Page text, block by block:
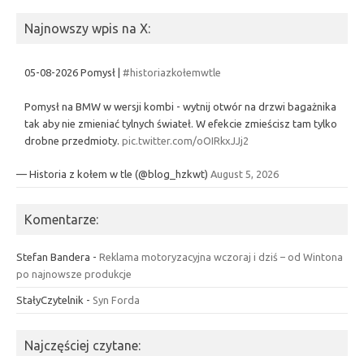
Najnowszy wpis na X:
05-08-2026 Pomysł | #historiazkołemwtle
Pomysł na BMW w wersji kombi - wytnij otwór na drzwi bagażnika
tak aby nie zmieniać tylnych świateł. W efekcie zmieścisz tam tylko
drobne przedmioty. pic.twitter.com/oOIRkxJJj2
— Historia z kołem w tle (@blog_hzkwt) August 5, 2026
Komentarze:
Stefan Bandera - Reklama motoryzacyjna wczoraj i dziś – od Wintona
po najnowsze produkcje
StałyCzytelnik - Syn Forda
Najczęściej czytane: